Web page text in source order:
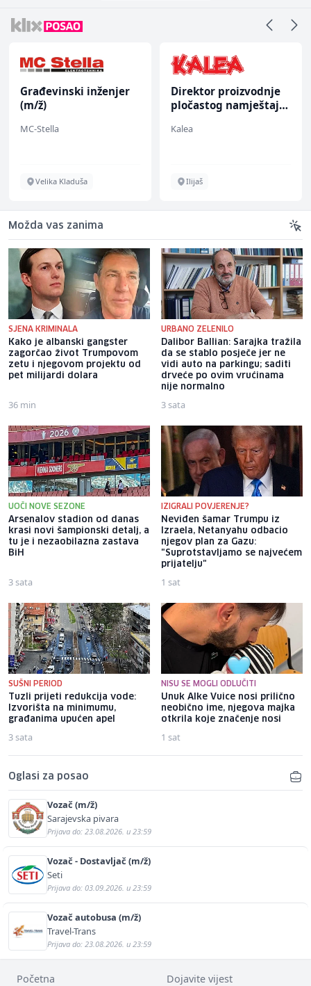
Građevinski inženjer
(m/ž)
MC-Stella
Velika Kladuša
Direktor proizvodnje
pločastog namještaja
Kalea
Ilijaš
Možda vas zanima
SJENA KRIMINALA
Kako je albanski gangster
zagorčao život Trumpovom
zetu i njegovom projektu od
pet milijardi dolara
36 min
URBANO ZELENILO
Dalibor Ballian: Sarajka tražila
da se stablo posječe jer ne
vidi auto na parkingu; saditi
drveće po ovim vrućinama
nije normalno
3 sata
UOČI NOVE SEZONE
Arsenalov stadion od danas
krasi novi šampionski detalj, a
tu je i nezaobilazna zastava
BiH
3 sata
IZIGRALI POVJERENJE?
Neviđen šamar Trumpu iz
Izraela, Netanyahu odbacio
njegov plan za Gazu:
"Suprotstavljamo se najvećem
prijatelju"
1 sat
SUŠNI PERIOD
Tuzli prijeti redukcija vode:
Izvorišta na minimumu,
građanima upućen apel
3 sata
NISU SE MOGLI ODLUČITI
Unuk Alke Vuice nosi prilično
neobično ime, njegova majka
otkrila koje značenje nosi
1 sat
Oglasi za posao
Vozač (m/ž)
Sarajevska pivara
Prijava do: 23.08.2026. u 23:59
Vozač - Dostavljač (m/ž)
Seti
Prijava do: 03.09.2026. u 23:59
Vozač autobusa (m/ž)
Travel-Trans
Prijava do: 23.08.2026. u 23:59
Početna Dojavite vijest